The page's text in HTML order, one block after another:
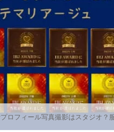
ロフィール写真撮影はスタジオ？